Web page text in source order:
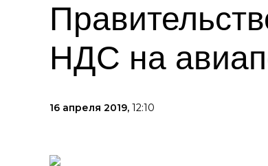
НДС на
16 апреля 2019, 12:10